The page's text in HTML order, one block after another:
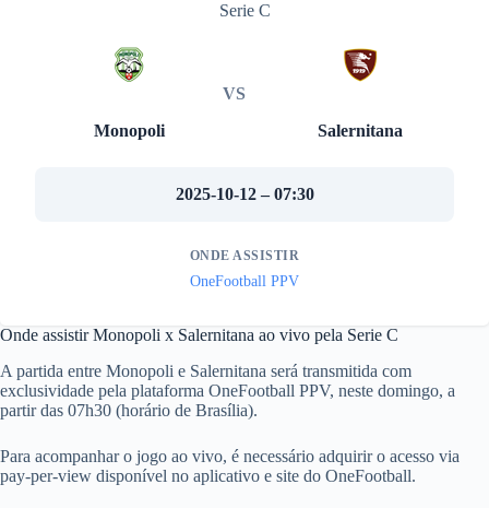
Serie C
Monopoli
VS
Salernitana
2025-10-12 – 07:30
ONDE ASSISTIR
OneFootball PPV
Onde assistir Monopoli x Salernitana ao vivo pela Serie C
A partida entre Monopoli e Salernitana será transmitida com
exclusividade pela plataforma OneFootball PPV, neste domingo, a
partir das 07h30 (horário de Brasília).
Para acompanhar o jogo ao vivo, é necessário adquirir o acesso via
pay-per-view disponível no aplicativo e site do OneFootball.